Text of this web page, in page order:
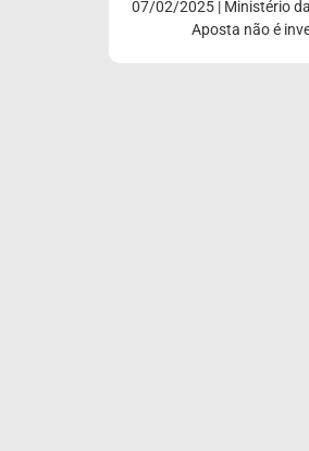
07/02/2025 | Ministério
Aposta não é